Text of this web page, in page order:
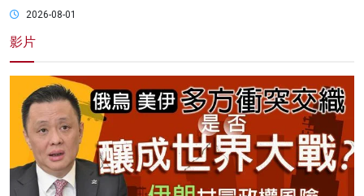
2026-08-01
影片